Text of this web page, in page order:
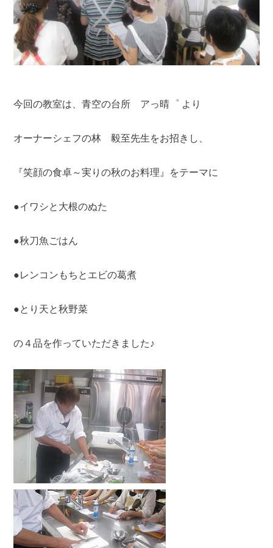
今回の教室は、青空の台所 アっ晴゜ より
オーナーシェフの林 毅至先生をお招きし、
『笑顔の食卓～実りの秋のお料理』をテーマに
●イワシと大根のぬた
●秋刀魚ごはん
●レンコンもちとエビの葛煮
●とり天と秋野菜
の４品を作っていただきました♪